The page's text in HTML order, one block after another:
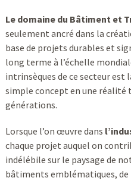
Le domaine du Bâtiment et
seulement ancré dans la
base de projets durables et
long terme à l’échelle
intrinsèques de ce secteur
simple concept en une réalité
générations.
Lorsque l’on œuvre dans
chaque projet auquel on
indélébile sur le paysage de
bâtiments emblématiques,